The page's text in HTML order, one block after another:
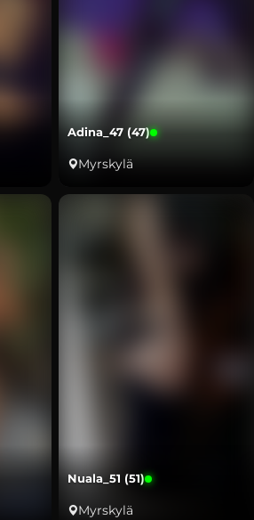
Adina_47 (47)
Myrskylä
Nuala_51 (51)
Myrskylä